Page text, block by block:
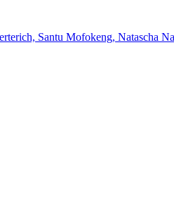
Santu Mofokeng, Natascha